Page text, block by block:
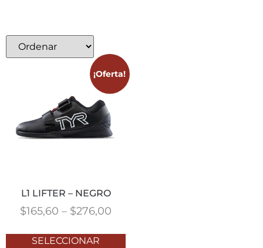
¡Oferta!
L1 LIFTER – NEGRO
$165,60 – $276,00
SELECCIONAR